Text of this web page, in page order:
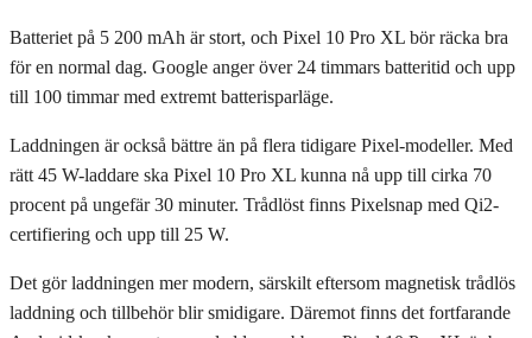
Batteriet på 5 200 mAh är stort, och Pixel 10 Pro XL bör räcka bra
för en normal dag. Google anger över 24 timmars batteritid och upp
till 100 timmar med extremt batterisparläge.
Laddningen är också bättre än på flera tidigare Pixel-modeller. Med
rätt 45 W-laddare ska Pixel 10 Pro XL kunna nå upp till cirka 70
procent på ungefär 30 minuter. Trådlöst finns Pixelsnap med Qi2-
certifiering och upp till 25 W.
Det gör laddningen mer modern, särskilt eftersom magnetisk trådlös
laddning och tillbehör blir smidigare. Däremot finns det fortfarande